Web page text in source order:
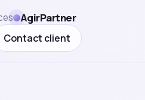
AgirPartner
Contact client